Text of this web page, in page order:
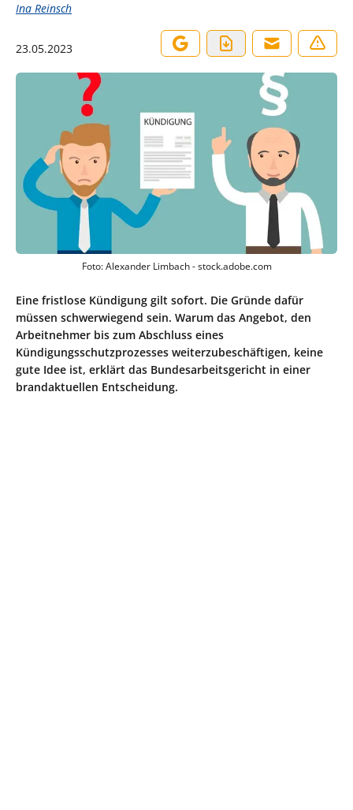
Ina Reinsch
23.05.2023
Foto: Alexander Limbach - stock.adobe.com
Eine fristlose Kündigung gilt sofort. Die Gründe dafür
müssen schwerwiegend sein. Warum das Angebot, den
Arbeitnehmer bis zum Abschluss eines
Kündigungsschutzprozesses weiterzubeschäftigen, keine
gute Idee ist, erklärt das Bundesarbeitsgericht in einer
brandaktuellen Entscheidung.